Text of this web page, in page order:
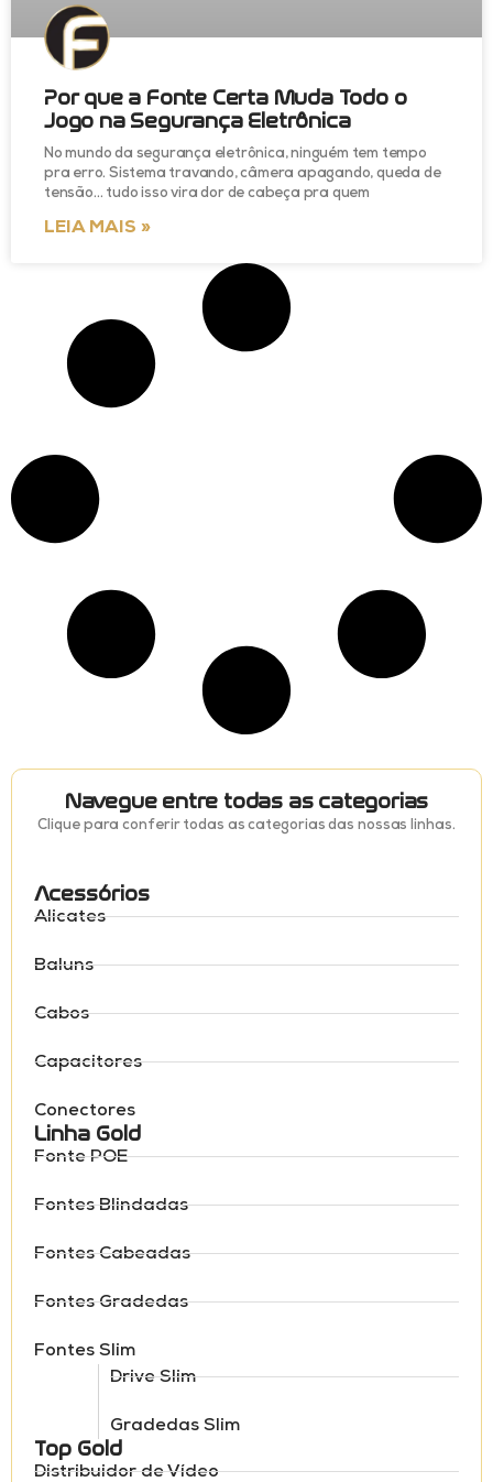
Navegue entre todas as categorias
Clique para conferir todas as categorias das nossas linhas.
Acessórios
Alicates
Baluns
Cabos
Capacitores
Conectores
Linha Gold
Fonte POE
Fontes Blindadas
Fontes Cabeadas
Fontes Gradedas
Fontes Slim
Drive Slim
Gradedas Slim
Top Gold
Distribuidor de Vídeo
Por que a Fonte Certa Muda Todo o
Jogo na Segurança Eletrônica
No mundo da segurança eletrônica, ninguém tem tempo
pra erro. Sistema travando, câmera apagando, queda de
tensão… tudo isso vira dor de cabeça pra quem
LEIA MAIS »